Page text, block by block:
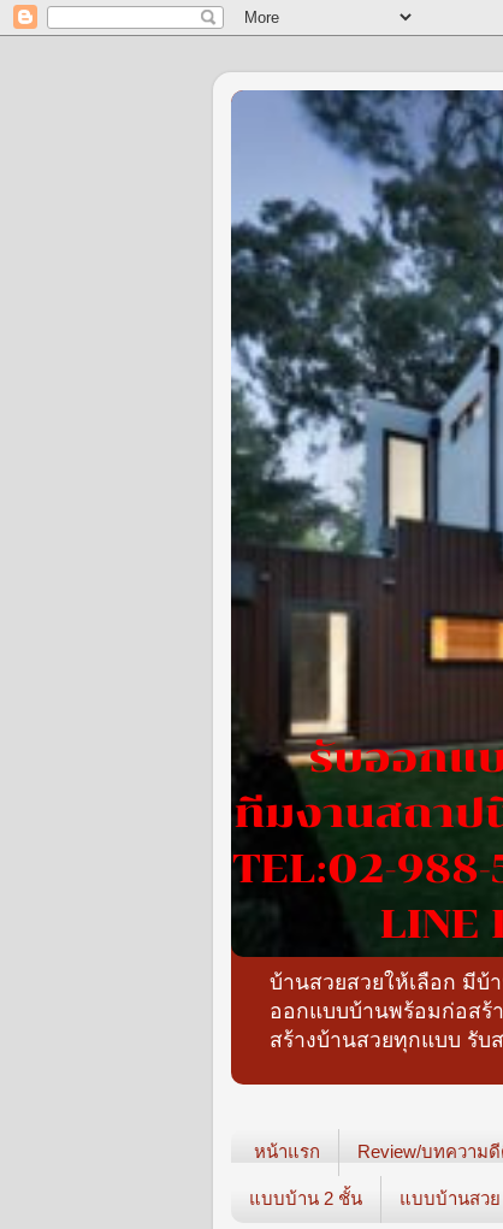
บ้านสวยสวยให้เลือก มีบ้
ออกแบบบ้านพร้อมก่อสร้
สร้างบ้านสวยทุกแบบ รับ
หน้าแรก Review/บทความ
แบบบ้าน 2 ชั้น แบบบ้านสว